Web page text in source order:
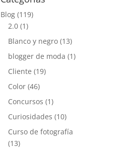
Blog (119)
2.0 (1)
Blanco y negro (13)
blogger de moda (1)
Cliente (19)
Color (46)
Concursos (1)
Curiosidades (10)
Curso de fotografía
(13)